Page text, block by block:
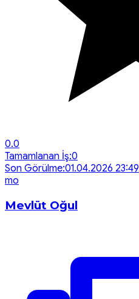
0.0
Tamamlanan İş:0
Son Görülme:01.04.2026 23:49
mo
Mevlüt Oğul